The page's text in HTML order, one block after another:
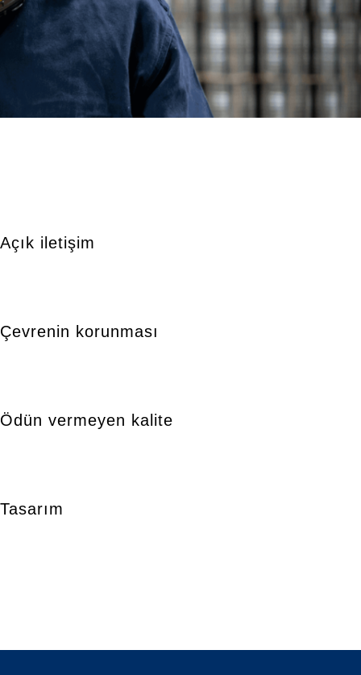
Açık iletişim
Çevrenin korunması
Ödün vermeyen kalite
Tasarım